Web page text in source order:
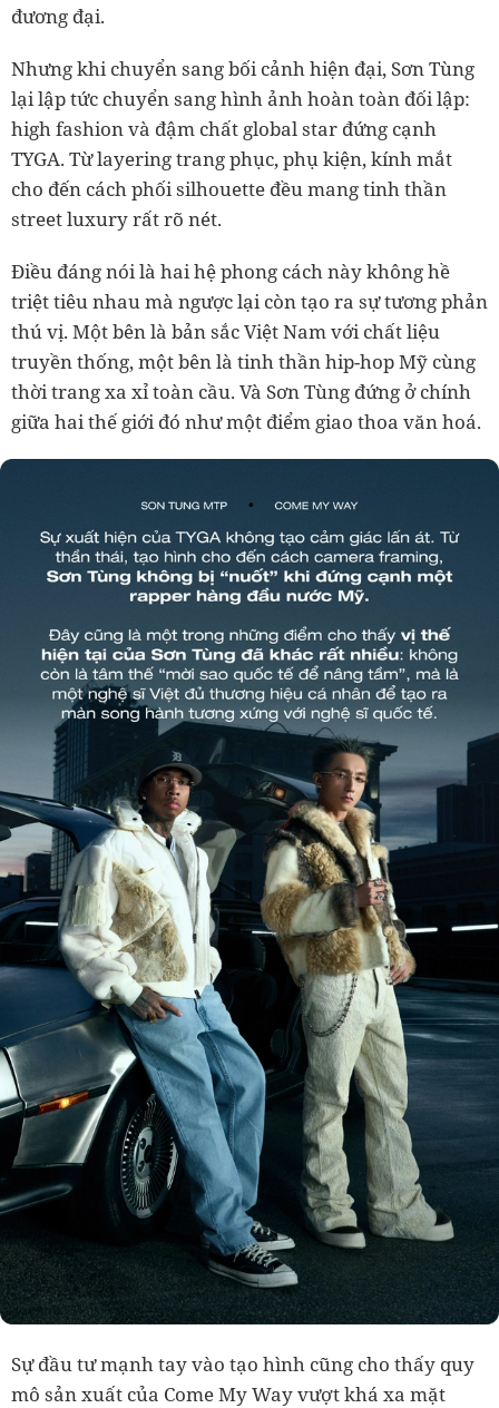
đương đại.
Nhưng khi chuyển sang bối cảnh hiện đại, Sơn Tùng
lại lập tức chuyển sang hình ảnh hoàn toàn đối lập:
high fashion và đậm chất global star đứng cạnh
TYGA. Từ layering trang phục, phụ kiện, kính mắt
cho đến cách phối silhouette đều mang tinh thần
street luxury rất rõ nét.
Điều đáng nói là hai hệ phong cách này không hề
triệt tiêu nhau mà ngược lại còn tạo ra sự tương phản
thú vị. Một bên là bản sắc Việt Nam với chất liệu
truyền thống, một bên là tinh thần hip-hop Mỹ cùng
thời trang xa xỉ toàn cầu. Và Sơn Tùng đứng ở chính
giữa hai thế giới đó như một điểm giao thoa văn hoá.
Sự đầu tư mạnh tay vào tạo hình cũng cho thấy quy
mô sản xuất của Come My Way vượt khá xa mặt